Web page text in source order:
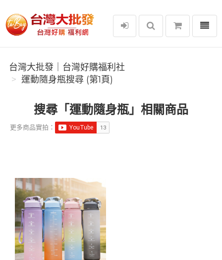
台灣大批發｜台灣好購福利社
選單
台灣大批發｜台灣好購福利社
運動隨身瓶搜尋 (第1頁)
搜尋「運動隨身瓶」相關商品
更多商品實拍：